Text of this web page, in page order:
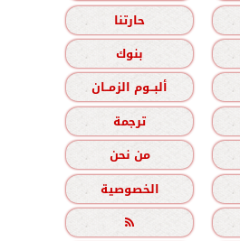
حارتنا
بنوك
ألبــوم الزمــان
ترجمة
من نحن
الخصوصية
